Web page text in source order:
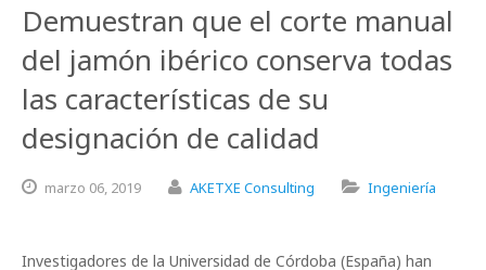
Demuestran que el corte manual
del jamón ibérico conserva todas
las características de su
designación de calidad
marzo 06, 2019 AKETXE Consulting Ingeniería
Investigadores de la Universidad de Córdoba (España) han